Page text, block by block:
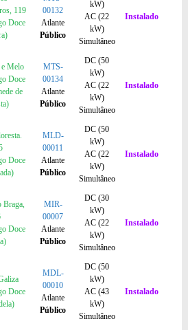
119
Doce
00132
Atlante
Público
kW)
AC (22
kW)
Simultâneo
Instalado
e Melo
Doce
de
MTS-
00134
Atlante
Público
DC (50
kW)
AC (22
kW)
Simultâneo
Instalado
Doce
MLD-
00011
Atlante
Público
DC (50
kW)
AC (22
kW)
Simultâneo
Instalado
Braga,
Doce
MIR-
00007
Atlante
Público
DC (30
kW)
AC (22
kW)
Simultâneo
Instalado
Doce
MDL-
00010
Atlante
Público
DC (50
kW)
AC (43
kW)
Simultâneo
Instalado